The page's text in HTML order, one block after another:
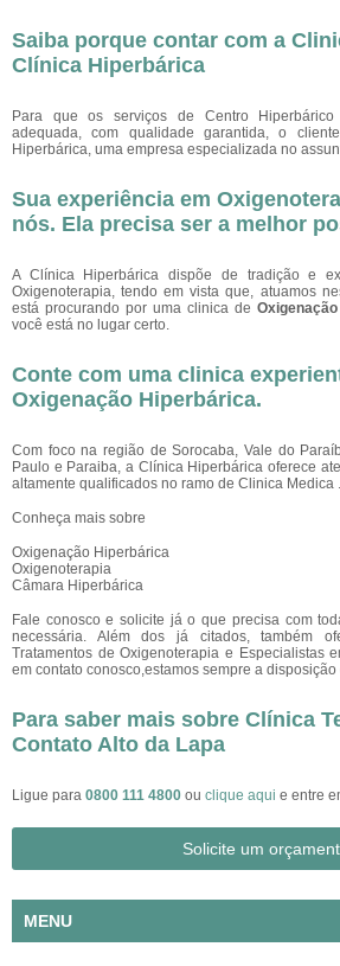
Saiba porque contar com a
Clínica Hiperbárica
Para que os serviços de Centro
adequada, com qualidade garantida, o
Hiperbárica, uma empresa especializada no
Sua experiência em
nós. Ela precisa ser a melhor
A Clínica Hiperbárica dispõe de tradição e
Oxigenoterapia, tendo em vista que, atuamos
está procurando por uma clinica de
você está no lugar certo.
Conte com uma clinica
Oxigenação Hiperbárica.
Com foco na região de Sorocaba, Vale do
Paulo e Paraiba, a Clínica Hiperbárica oferece
altamente qualificados no ramo de Clinica Medica .
Conheça mais sobre
Oxigenação Hiperbárica
Oxigenoterapia
Câmara Hiperbárica
Fale conosco e solicite já o que precisa com
necessária. Além dos já citados, também
Tratamentos de Oxigenoterapia e Especialistas
em contato conosco,estamos sempre a
Para saber mais sobre Clínica
Contato Alto da Lapa
Ligue para 0800 111 4800 ou clique aqui e entre
Solicite um
MENU